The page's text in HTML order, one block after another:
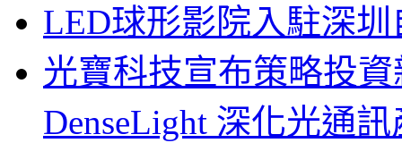
LED球形影院入駐深
光寶科技宣布策略投
DenseLight 深化光通